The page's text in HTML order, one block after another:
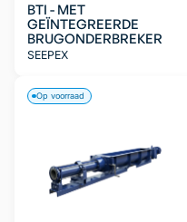
BTI - MET
GEÏNTEGREERDE
BRUGONDERBREKER
SEEPEX
Op voorraad